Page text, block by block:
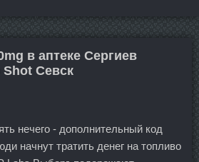
в аптеке Сергиев
Севск
нечего - дополнительный код
начнут тратить денег на топливо